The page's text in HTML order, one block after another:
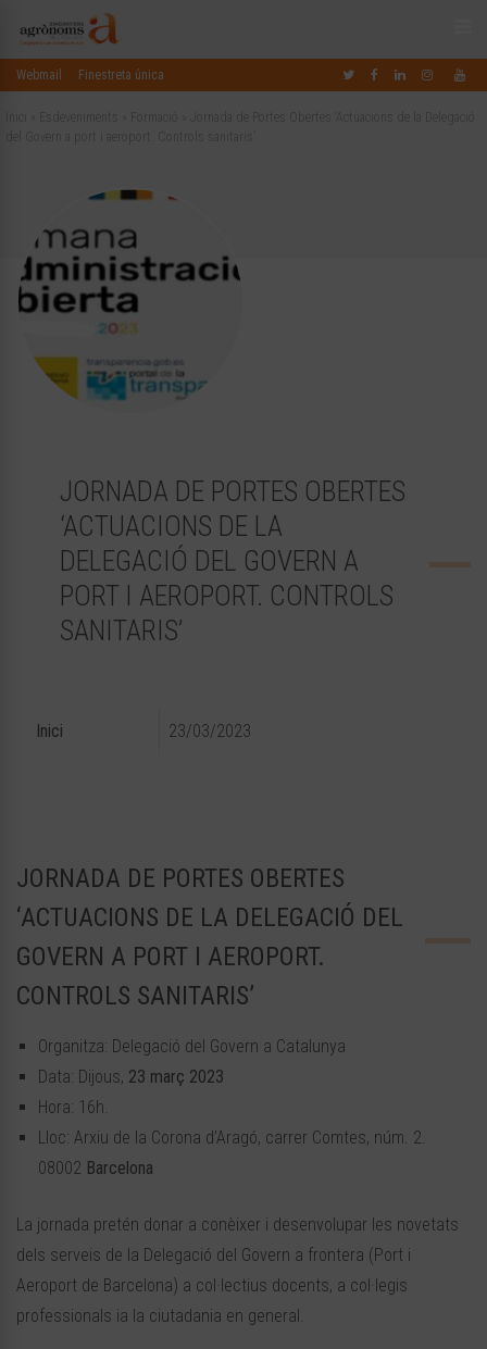
Webmail Finestreta única
JORNADA DE PORTES OBERTES
‘ACTUACIONS DE LA
DELEGACIÓ DEL GOVERN A
PORT I AEROPORT. CONTROLS
SANITARIS’
Inici 23/03/2023
JORNADA DE PORTES OBERTES
‘ACTUACIONS DE LA DELEGACIÓ DEL
GOVERN A PORT I AEROPORT.
CONTROLS SANITARIS’
Organitza: Delegació del Govern a Catalunya
Data: Dijous, 23 març 2023
Hora: 16h.
Lloc: Arxiu de la Corona d’Aragó, carrer Comtes, núm. 2.
08002 Barcelona
La jornada pretén donar a conèixer i desenvolupar les novetats
dels serveis de la Delegació del Govern a frontera (Port i
Aeroport de Barcelona) a col·lectius docents, a col·legis
professionals ia la ciutadania en general.